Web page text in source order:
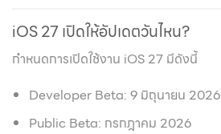
iOS 27 เปิดให้อัปเดตวันไหน?
กำหนดการเปิดใช้งาน iOS 27 มีดังนี้
Developer Beta: 9 มิถุนายน 2026
Public Beta: กรกฎาคม 2026